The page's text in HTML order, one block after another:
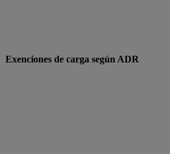
Exenciones de carga según ADR